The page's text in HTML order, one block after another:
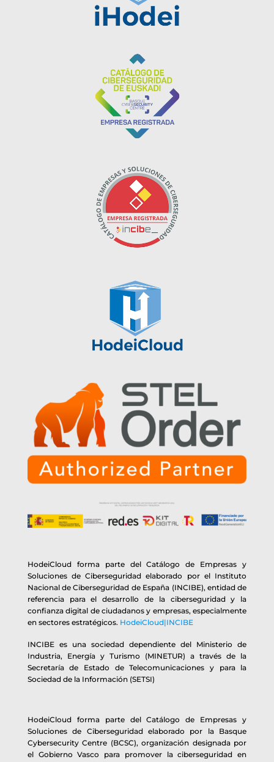
HodeiCloud forma parte del Catálogo de Empresas y
Soluciones de Ciberseguridad elaborado por el Instituto
Nacional de Ciberseguridad de España (INCIBE), entidad de
referencia para el desarrollo de la ciberseguridad y la
confianza digital de ciudadanos y empresas, especialmente
en sectores estratégicos. HodeiCloud|INCIBE
INCIBE es una sociedad dependiente del Ministerio de
Industria, Energía y Turismo (MINETUR) a través de la
Secretaría de Estado de Telecomunicaciones y para la
Sociedad de la Información (SETSI)
HodeiCloud forma parte del Catálogo de Empresas y
Soluciones de Ciberseguridad elaborado por la Basque
Cybersecurity Centre (BCSC), organización designada por
el Gobierno Vasco para promover la ciberseguridad en